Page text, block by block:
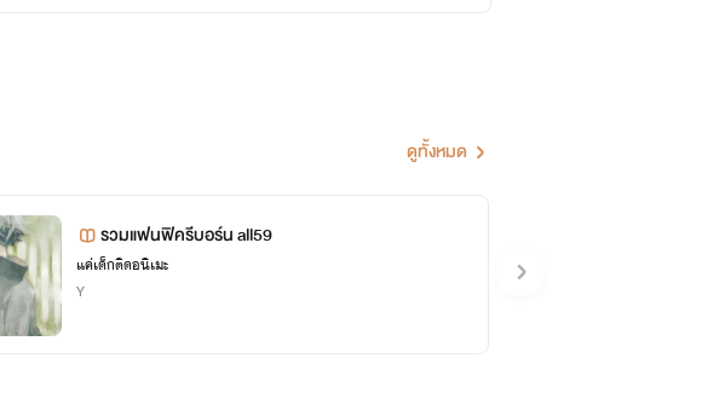
ดูทั้งหมด
รวมแฟนฟิครีบอร์น all59
แค่เด็กติดอนิเมะ
Y